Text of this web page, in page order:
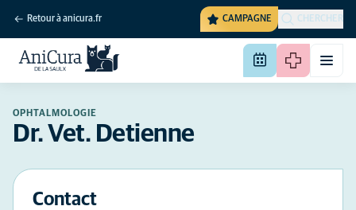
Retour à anicura.fr CAMPAGNE CHERCHER
OPHTALMOLOGIE
Dr. Vet. Detienne
Contact